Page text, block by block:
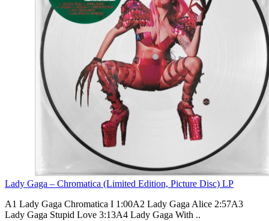
Lady Gaga ‎– Chromatica (Limited Edition, Picture Disc) LP
A1 Lady Gaga Chromatica I 1:00A2 Lady Gaga Alice 2:57A3
Lady Gaga Stupid Love 3:13A4 Lady Gaga With ..